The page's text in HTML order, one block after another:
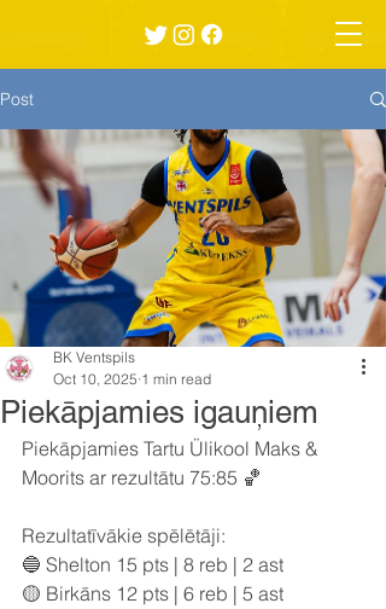
Post
Piekāpjamies igauņiem
BK Ventspils
Oct 10, 2025 1 min read
Piekāpjamies Tartu Ülikool Maks &
Moorits ar rezultātu 75:85 🏀
Rezultatīvākie spēlētāji:
🔵 Shelton 15 pts | 8 reb | 2 ast
🟡 Birkāns 12 pts | 6 reb | 5 ast